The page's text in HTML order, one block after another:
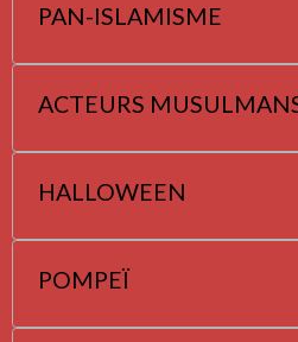
PAN-ISLAMISME
ACTEURS
HALLOWEEN
POMPEÏ